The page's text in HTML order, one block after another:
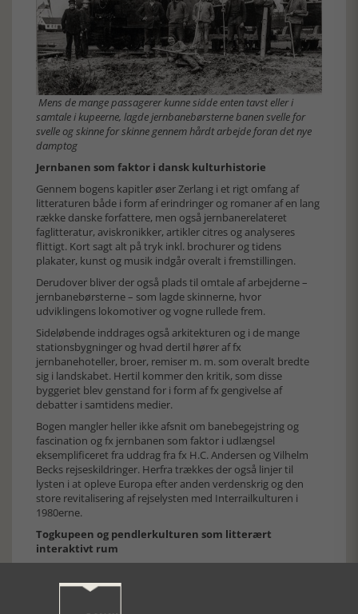
Mens de mange passagerer kunne sidde enten tavst eller i
samtale i kupeerne, lagde jernbanebørsterne banen svelle for
svelle og skinne for skinne gennem hårdt arbejde foran det nye
damptog
Jernbanen som faktor i dansk kulturhistorie
Gennem bogens kapitler øser Zerlang i et rigt omfang af
litteraturen både i form af erindringer og romaner af en lang
række danske forfattere, men også jernbanerelateret
faglitteratur, aviskronikker, artikler citres og analyseres
flittigt. Kort sagt alt på tryk inkl. brochurer og tidens
plakater, kunst og musik indgår overalt i fremstillingen.
Derudover bliver der også plads til omtale af arbejderne –
jernbanebørsterne – som lagde skinnerne, hvor
udviklingens lokomotiver og vogne rullede frem.
Sideløbende inddrages også arkitekturen og i de mange
stationsbygninger og hvad dertil hører af fx
jernbanehoteller, broer, remiser m. m. som overalt bredte
sig i landskabet. Hertil kommer den kritik, som disse
byggeriet blev genstand for i form af fx gengivelse af
debatter i samtidens medier.
Bogen mangler heller ikke afsnit om banebegejstring og
fascination og fx jernbanen som faktor i udlængsel
eksemplificeret fra uddrag fra fx H.C. Andersen og Vilhelm
Becks rejseskildringer. Herfra trækkes der også linjer til
lysten i at opleve Europa efter anden verdenskrig og den
store revitalisering af rejselysten med Interrailkulturen i
1980erne.
Togkupeen og pendlerkulturen som litterært
interaktivt rum
anvendelse af togkupeen med den specielle kultur med dets